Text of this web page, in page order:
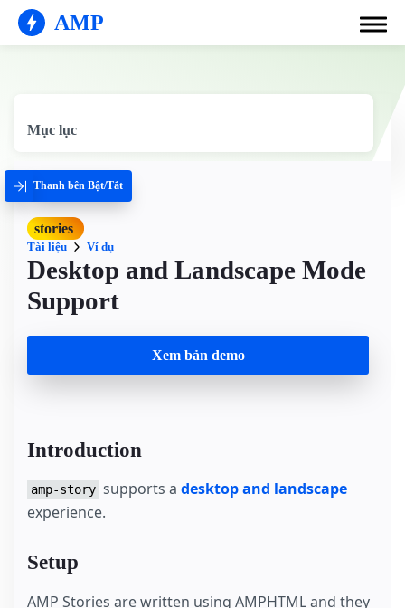
AMP
Mục lục
Thanh bên Bật/Tắt
stories
Tài liệu Ví dụ
Desktop and Landscape Mode
Support
Xem bản demo
Introduction
amp-story supports a desktop and landscape
experience.
Setup
AMP Stories are written using AMPHTML and they